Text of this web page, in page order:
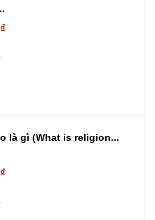
là gì (What is religion...